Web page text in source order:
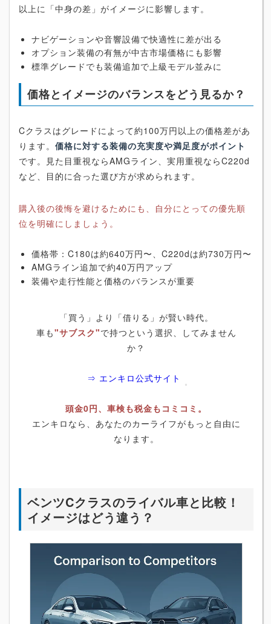
以上に「中身の差」がイメージに影響します。
ナビゲーションや音響設備で快適性に差が出る
オプション装備の有無が中古市場価格にも影響
標準グレードでも装備追加で上級モデル並みに
価格とイメージのバランスをどう見るか？
Cクラスはグレードによって約100万円以上の価格差があ
ります。 価格に対する装備の充実度や満足度がポイント
です。見た目重視ならAMGライン、実用重視ならC220d
など、目的に合った選び方が求められます。
購入後の後悔を避けるためにも、自分にとっての優先順
位を明確にしましょう。
価格帯：C180は約640万円〜、C220dは約730万円〜
AMGライン追加で約40万円アップ
装備や走行性能と価格のバランスが重要
「買う」より「借りる」が賢い時代。
車も"サブスク"で持つという選択、してみません
か？
⇒ エンキロ公式サイト
頭金0円、車検も税金もコミコミ。
エンキロなら、あなたのカーライフがもっと自由に
なります。
ベンツCクラスのライバル車と比較！
イメージはどう違う？